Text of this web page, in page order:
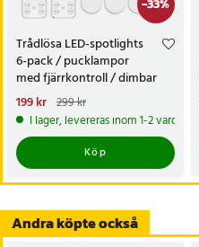
-33%
Trådlösa LED-spotlights
6-pack / pucklampor
med fjärrkontroll / dimbar
skåpbelysning
Nuvarande pris
199 krTidigare pris:299 kr
199 kr 299 kr
I lager, levereras inom 1-2 vardagar
Köp
Andra köpte också